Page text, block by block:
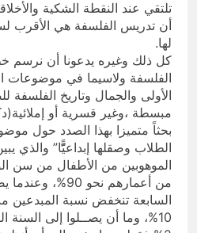
تلتقي عند النقطة الشكية
أن تدريس الفلسفة هي الأقرب
لها.
كل ذلك وغيره يدعونا أن نرسم
الفلسفة ولاسيما في موضوعات
الأولى والجمال وتاريخ الفلسفة
مبسطة ،وغير قسرية أو
بحثاً متميزا بهذا الصدد حول
الطلاب وصقلها إبداعيًًّا” والذي
الموهوبين من الأطفال من سن
من أعمارهم نحو
السابعة تنخفض نسبة المبدعين
10%، وما أن يصــلوا إلى السنة